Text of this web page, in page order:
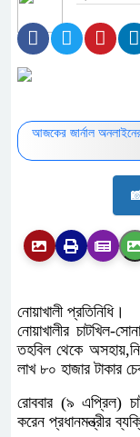
আজকের জার্নাল
নোয়াখালী প্রতিনিধি।
নোয়াখালীর চাটখিল-
তহবিল থেকে
লাখ ৮০ হাজার টাকার
রোববার (৯ এপ্রিল)
করেন প্রধানমন্ত্রীর